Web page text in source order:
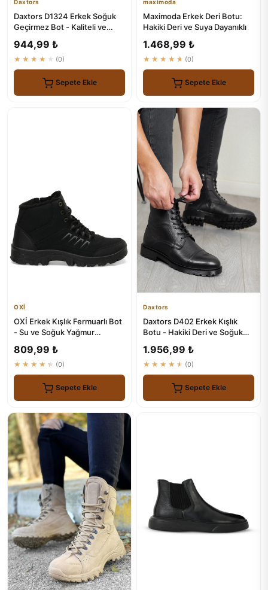
Daxtors
Daxtors D1324 Erkek Soğuk
Geçirmez Bot - Kaliteli ve
944,99 ₺
★★★★★ (0)
Sepete Ekle
maximoda
Maximoda Erkek Deri Botu:
Hakiki Deri ve Suya Dayanıklı
1.468,99 ₺
★★★★★ (0)
Sepete Ekle
OXİ
OXİ Erkek Kışlık Fermuarlı Bot
- Su ve Soğuk Yağmur
809,99 ₺
★★★★★ (0)
Sepete Ekle
Daxtors
Daxtors D402 Erkek Kışlık
Botu - Hakiki Deri ve Soğuk
1.956,99 ₺
★★★★★ (0)
Sepete Ekle